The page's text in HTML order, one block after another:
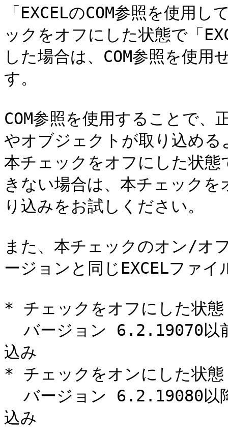
「EXCELのCOM参照を使用
ックをオフにした状態で「
した場合は、COM参照を使
す。
COM参照を使用することで
やオブジェクトが取り込め
本チェックをオフにした状
きない場合は、本チェック
り込みをお試しください。
また、本チェックのオン/オ
ージョンと同じEXCELファ
* チェックをオフにした状
込み
* チェックをオンにした状
込み